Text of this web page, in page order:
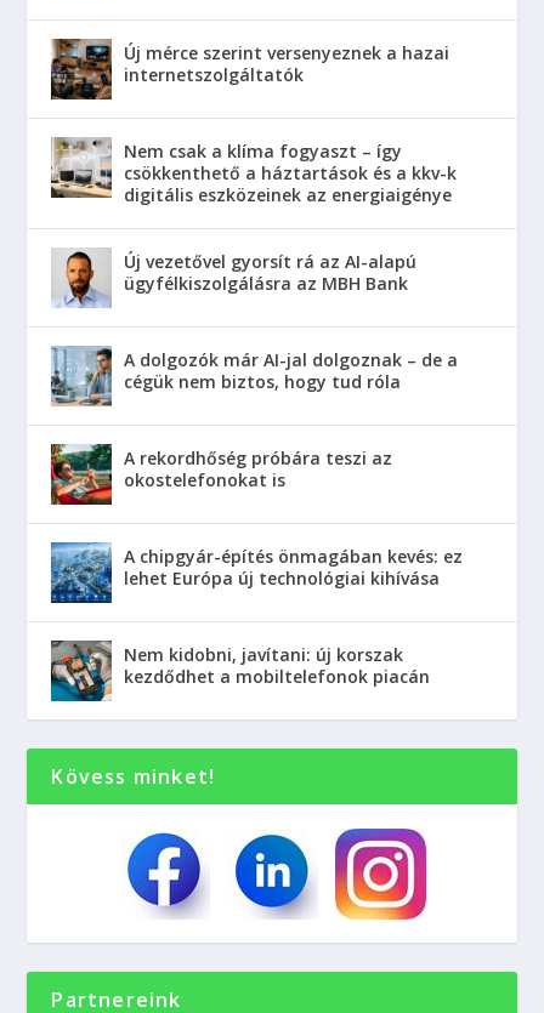
Új mérce szerint versenyeznek a hazai
internetszolgáltatók
Nem csak a klíma fogyaszt – így
csökkenthető a háztartások és a kkv-k
digitális eszközeinek az energiaigénye
Új vezetővel gyorsít rá az AI-alapú
ügyfélkiszolgálásra az MBH Bank
A dolgozók már AI-jal dolgoznak – de a
cégük nem biztos, hogy tud róla
A rekordhőség próbára teszi az
okostelefonokat is
A chipgyár-építés önmagában kevés: ez
lehet Európa új technológiai kihívása
Nem kidobni, javítani: új korszak
kezdődhet a mobiltelefonok piacán
Kövess minket!
Partnereink